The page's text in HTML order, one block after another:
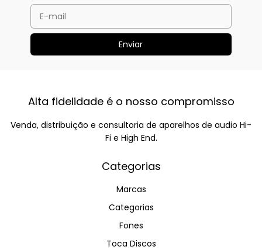
Alta fidelidade é o nosso compromisso
Venda, distribuição e consultoria de aparelhos de audio Hi-
Fi e High End.
Categorias
Marcas
Categorias
Fones
Toca Discos